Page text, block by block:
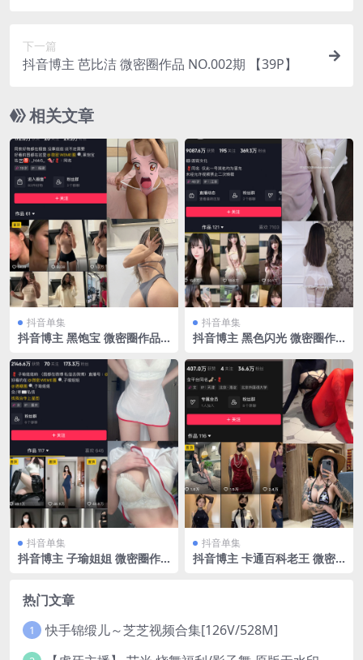
下一篇
抖音博主 芭比洁 微密圈作品 NO.002期 【39P】
相关文章
抖音单集
抖音博主 黑饱宝 微密圈作品
抖音单集
抖音博主 黑色闪光 微密圈作
抖音单集
抖音博主 子瑜姐姐 微密圈作
抖音单集
抖音博主 卡通百科老王 微密
热门文章
1 快手锦缎儿～芝芝视频合集[126V/528M]